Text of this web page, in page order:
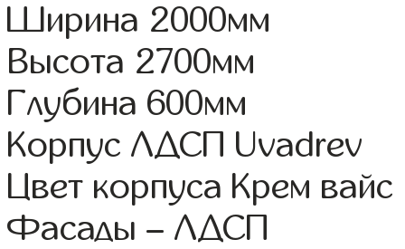
Ширина 2000мм
Высота 2700мм
Глубина 600мм
Корпус ЛДСП Uvadrev
Цвет корпуса Крем вайс
Фасады – ЛДСП